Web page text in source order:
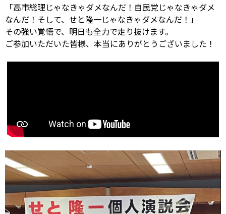
「高市総理じゃなきゃダメなんだ！自民党じゃなきゃダメ
なんだ！そして、せと隆一じゃなきゃダメなんだ！」
その強い覚悟で、明日も全力で走り抜けます。
ご参加いただいた皆様、本当にありがとうございました！